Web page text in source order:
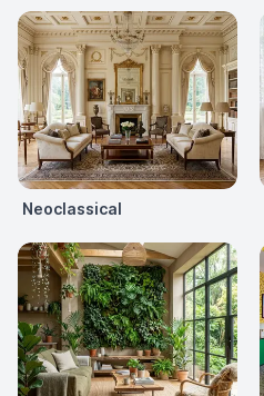
Neoclassical